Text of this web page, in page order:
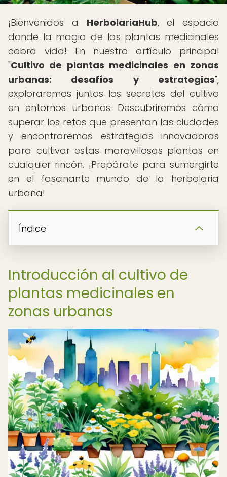
¡Bienvenidos a HerbolariaHub, el espacio
donde la magia de las plantas medicinales
cobra vida! En nuestro artículo principal
"Cultivo de plantas medicinales en zonas
urbanas: desafíos y estrategias",
exploraremos juntos los secretos del cultivo
en entornos urbanos. Descubriremos cómo
superar los retos que presentan las ciudades
y encontraremos estrategias innovadoras
para cultivar estas maravillosas plantas en
cualquier rincón. ¡Prepárate para sumergirte
en el fascinante mundo de la herbolaria
urbana!
Índice
Introducción al cultivo de
plantas medicinales en
zonas urbanas